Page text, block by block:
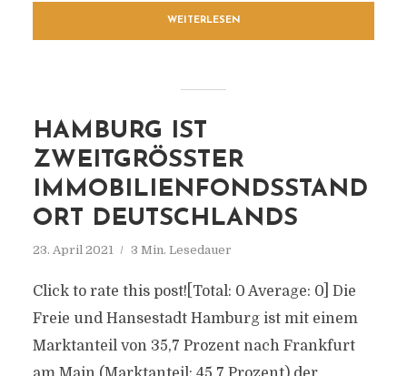
WEITERLESEN
HAMBURG IST
ZWEITGRÖSSTER I
MMOBILIENFONDSSTANDO
RT DEUTSCHLANDS
23. April 2021 3 Min. Lesedauer
Click to rate this post![Total: 0 Average: 0] Die
Freie und Hansestadt Hamburg ist mit einem
Marktanteil von 35,7 Prozent nach Frankfurt